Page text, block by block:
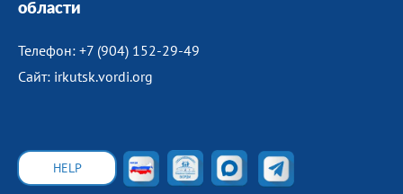
области
Телефон: +7 (904) 152-29-49
Сайт: irkutsk.vordi.org
HELP